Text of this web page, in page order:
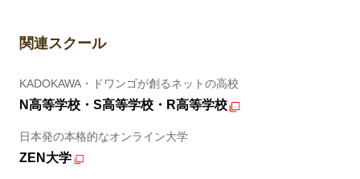
関連スクール
KADOKAWA・ドワンゴが創るネットの高校
N高等学校・S高等学校・R高等学校
日本発の本格的なオンライン大学
ZEN大学